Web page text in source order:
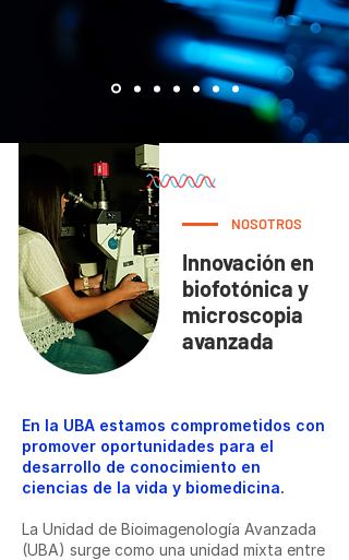
NOSOTROS
Innovación en
biofotónica y
microscopia
avanzada
En la UBA estamos comprometidos con
promover oportunidades para el
desarrollo de conocimiento en
ciencias de la vida y biomedicina.
La Unidad de Bioimagenología Avanzada
(UBA) surge como una unidad mixta entre